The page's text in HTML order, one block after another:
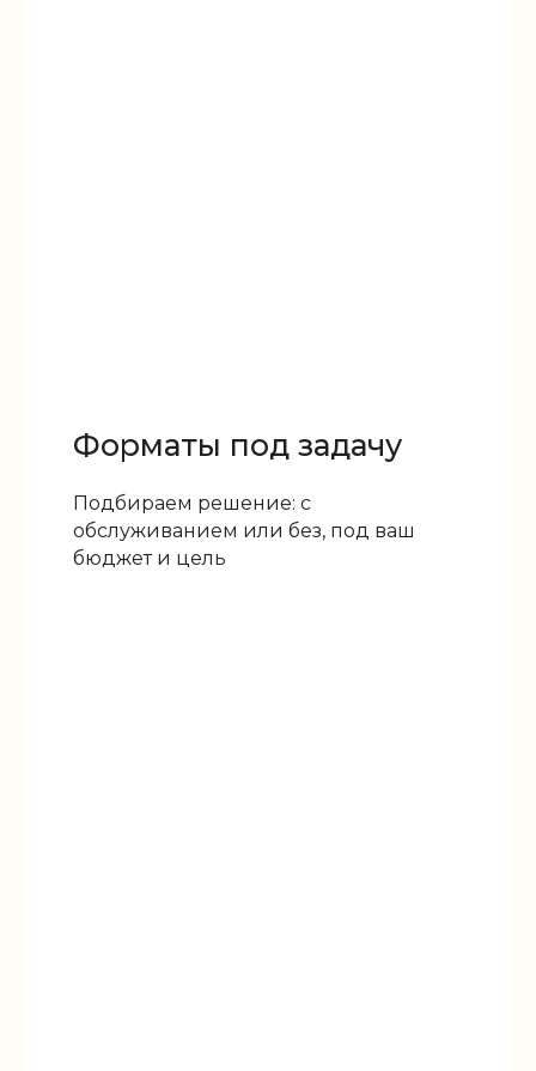
Форматы под задачу
Подбираем решение: с
обслуживанием или без, под ваш
бюджет и цель